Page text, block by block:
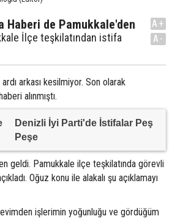
de Pamukkale'den
İlçe teşkilatından istifa
A+
A-
arkası kesilmiyor. Son olarak
alınmıştı.
Denizli İyi Parti'de İstifalar Peş
Peşe
geldi. Pamukkale ilçe teşkilatında görevli
Oğuz konu ile alakalı şu açıklamayı
işlerimin yoğunluğu ve gördüğüm